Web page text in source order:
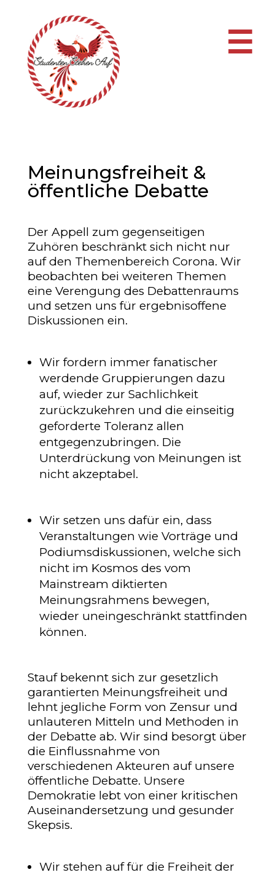
☰
Meinungsfreiheit &
öffentliche Debatte
Der Appell zum gegenseitigen
Zuhören beschränkt sich nicht nur
auf den Themenbereich Corona. Wir
beobachten bei weiteren Themen
eine Verengung des Debattenraums
und setzen uns für ergebnisoffene
Diskussionen ein.
Wir fordern immer fanatischer
werdende Gruppierungen dazu
auf, wieder zur Sachlichkeit
zurückzukehren und die einseitig
geforderte Toleranz allen
entgegenzubringen. Die
Unterdrückung von Meinungen ist
nicht akzeptabel.
Wir setzen uns dafür ein, dass
Veranstaltungen wie Vorträge und
Podiumsdiskussionen, welche sich
nicht im Kosmos des vom
Mainstream diktierten
Meinungsrahmens bewegen,
wieder uneingeschränkt stattfinden
können.
Stauf bekennt sich zur gesetzlich
garantierten Meinungsfreiheit und
lehnt jegliche Form von Zensur und
unlauteren Mitteln und Methoden in
der Debatte ab. Wir sind besorgt über
die Einflussnahme von
verschiedenen Akteuren auf unsere
öffentliche Debatte. Unsere
Demokratie lebt von einer kritischen
Auseinandersetzung und gesunder
Skepsis.
Wir stehen auf für die Freiheit der